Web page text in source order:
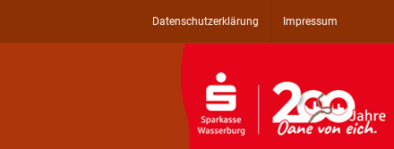
Datenschutzerklärung Impressum